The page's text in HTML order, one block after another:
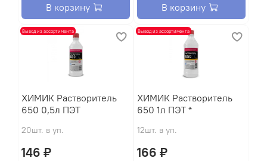
В корзину В корзину
Вывод из ассортимента
XИМИК Растворитель
650 0,5л ПЭТ
20шт. в уп.
146 ₽
Вывод из ассортимента
XИМИК Растворитель
650 1л ПЭТ *
12шт. в уп.
166 ₽